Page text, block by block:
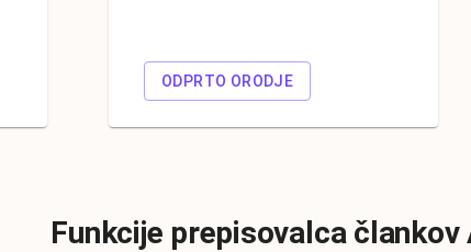
ODPRTO ORODJE
Funkcije prepisovalca člankov